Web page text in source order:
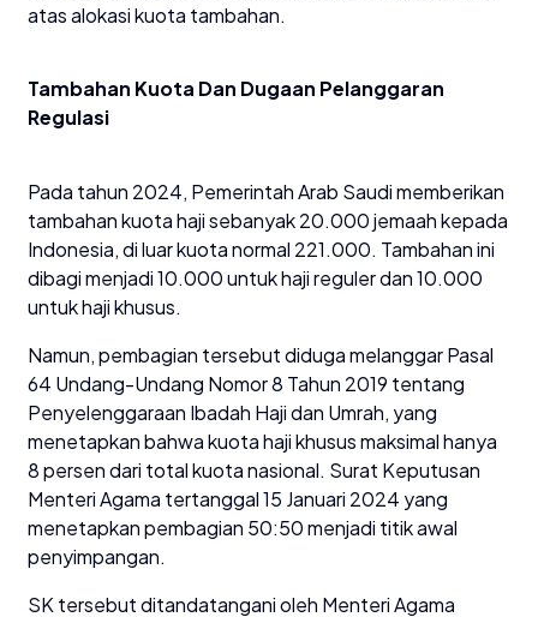
atas alokasi kuota tambahan.
Tambahan Kuota Dan Dugaan Pelanggaran
Regulasi
Pada tahun 2024, Pemerintah Arab Saudi memberikan
tambahan kuota haji sebanyak 20.000 jemaah kepada
Indonesia, di luar kuota normal 221.000. Tambahan ini
dibagi menjadi 10.000 untuk haji reguler dan 10.000
untuk haji khusus.
Namun, pembagian tersebut diduga melanggar Pasal
64 Undang-Undang Nomor 8 Tahun 2019 tentang
Penyelenggaraan Ibadah Haji dan Umrah, yang
menetapkan bahwa kuota haji khusus maksimal hanya
8 persen dari total kuota nasional. Surat Keputusan
Menteri Agama tertanggal 15 Januari 2024 yang
menetapkan pembagian 50:50 menjadi titik awal
penyimpangan.
SK tersebut ditandatangani oleh Menteri Agama